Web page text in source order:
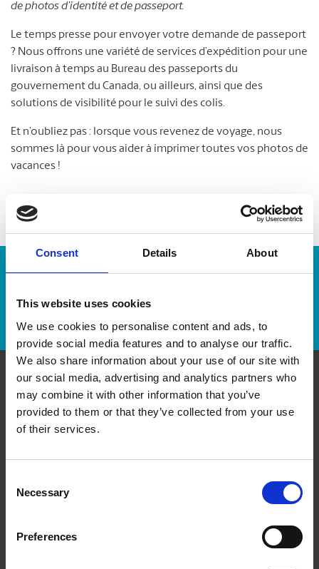
Consent Details About
This website uses cookies
We use cookies to personalise content and ads, to
provide social media features and to analyse our traffic.
We also share information about your use of our site with
our social media, advertising and analytics partners who
may combine it with other information that you’ve
provided to them or that they’ve collected from your use
of their services.
Selection
Necessary
Preferences
de photos d’identité et de passeport.
Le temps presse pour envoyer votre demande de passeport
? Nous offrons une variété de services d’expédition pour une
livraison à temps au Bureau des passeports du
gouvernement du Canada, ou ailleurs, ainsi que des
solutions de visibilité pour le suivi des colis.
Et n’oubliez pas : lorsque vous revenez de voyage, nous
sommes là pour vous aider à imprimer toutes vos photos de
vacances !
Numéro de suivi :
Communiquer avec nous
The UPS Store #509
(416) 599-1677
store509@theupsstore.ca